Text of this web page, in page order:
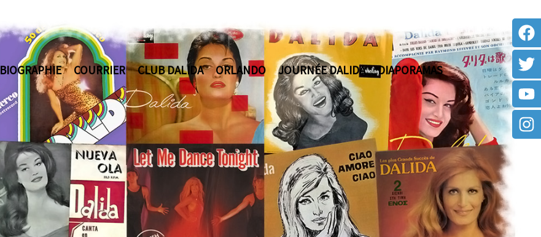
BIOGRAPHIE COURRIER CLUB DALIDA ORLANDO JOURNÉE DALIDA DIAPORAMAS